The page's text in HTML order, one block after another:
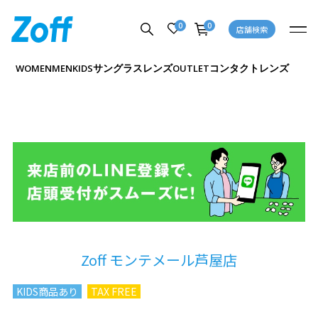
0 0 店舗検索
WOMENMENKIDSサングラスレンズOUTLETコンタクトレンズ
Zoff モンテメール芦屋店
KIDS商品あり TAX FREE